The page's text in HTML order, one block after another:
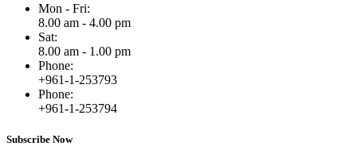
Mon - Fri:
8.00 am - 4.00 pm
Sat:
8.00 am - 1.00 pm
Phone:
+961-1-253793
Phone:
+961-1-253794
Subscribe Now